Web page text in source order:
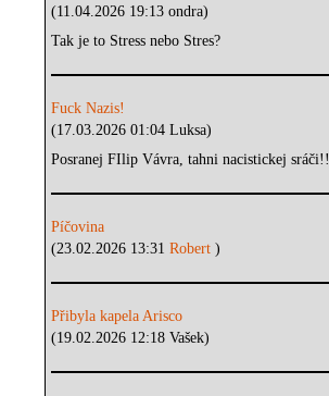
(11.04.2026 19:13 ondra)
Tak je to Stress nebo Stres?
Fuck Nazis!
(17.03.2026 01:04 Luksa)
Posranej FIlip Vávra, tahni nacistickej sráči!!
Píčovina
(23.02.2026 13:31Robert)
Přibyla kapela Arisco
(19.02.2026 12:18 Vašek)